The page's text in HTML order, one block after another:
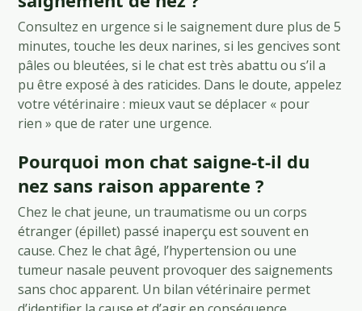
Consultez en urgence si le saignement dure plus de 5
minutes, touche les deux narines, si les gencives sont
pâles ou bleutées, si le chat est très abattu ou s’il a
pu être exposé à des raticides. Dans le doute, appelez
votre vétérinaire : mieux vaut se déplacer « pour
rien » que de rater une urgence.
Pourquoi mon chat saigne-t-il du
nez sans raison apparente ?
Chez le chat jeune, un traumatisme ou un corps
étranger (épillet) passé inaperçu est souvent en
cause. Chez le chat âgé, l’hypertension ou une
tumeur nasale peuvent provoquer des saignements
sans choc apparent. Un bilan vétérinaire permet